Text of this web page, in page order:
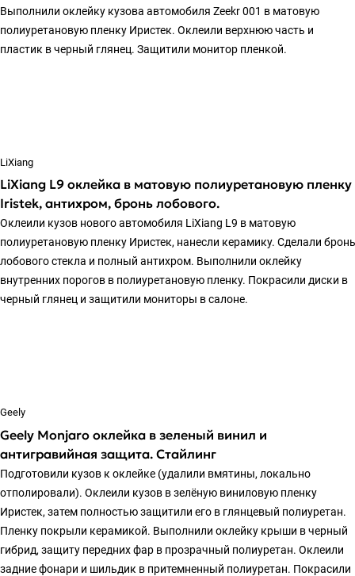
Выполнили оклейку кузова автомобиля Zeekr 001 в матовую
полиуретановую пленку Иристек. Оклеили верхнюю часть и
пластик в черный глянец. Защитили монитор пленкой.
LiXiang
LiXiang L9 оклейка в матовую полиуретановую пленку
Iristek, антихром, бронь лобового.
Оклеили кузов нового автомобиля LiXiang L9 в матовую
полиуретановую пленку Иристек, нанесли керамику. Сделали бронь
лобового стекла и полный антихром. Выполнили оклейку
внутренних порогов в полиуретановую пленку. Покрасили диски в
черный глянец и защитили мониторы в салоне.
Geely
Geely Monjaro оклейка в зеленый винил и
антигравийная защита. Стайлинг
Подготовили кузов к оклейке (удалили вмятины, локально
отполировали). Оклеили кузов в зелёную виниловую пленку
Иристек, затем полностью защитили его в глянцевый полиуретан.
Пленку покрыли керамикой. Выполнили оклейку крыши в черный
гибрид, защиту передних фар в прозрачный полиуретан. Оклеили
задние фонари и шильдик в притемненный полиуретан. Покрасили